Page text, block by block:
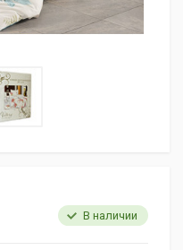
В наличии